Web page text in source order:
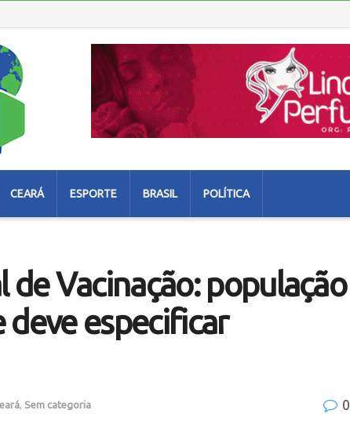
CEARÁ ESPORTE BRASIL POLÍTICA
de Vacinação: população
deve especificar
Sem categoria 0